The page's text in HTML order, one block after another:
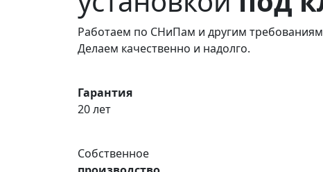
Работаем по СНиПам и другим
Делаем качественно и надолго.
Гарантия
20 лет
Собственное